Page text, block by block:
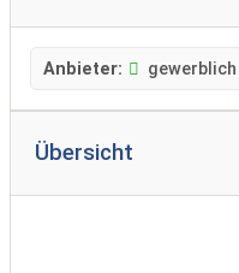
Anbieter: gewerblich
Übersicht